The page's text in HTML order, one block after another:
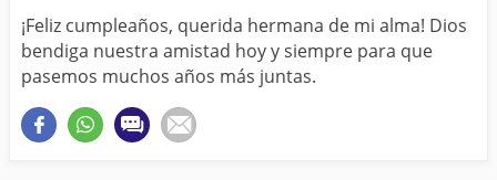
ALGUIEN ESPECIAL
PRIMO
TODAS LAS CATEGORÍAS
¡Feliz cumpleaños, querida hermana de mi alma! Dios
bendiga nuestra amistad hoy y siempre para que
pasemos muchos años más juntas.